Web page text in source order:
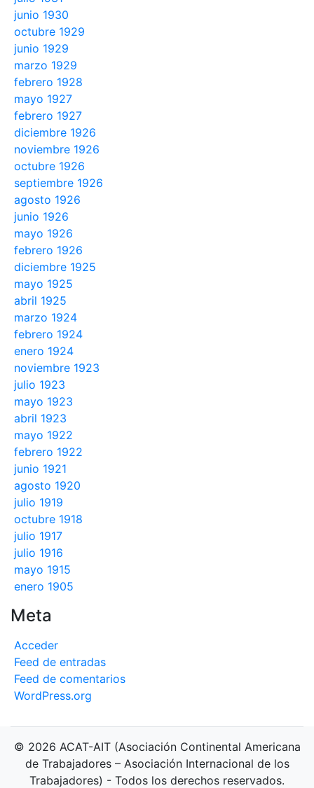
junio 1930
octubre 1929
junio 1929
marzo 1929
febrero 1928
mayo 1927
febrero 1927
diciembre 1926
noviembre 1926
octubre 1926
septiembre 1926
agosto 1926
junio 1926
mayo 1926
febrero 1926
diciembre 1925
mayo 1925
abril 1925
marzo 1924
febrero 1924
enero 1924
noviembre 1923
julio 1923
mayo 1923
abril 1923
mayo 1922
febrero 1922
junio 1921
agosto 1920
julio 1919
octubre 1918
julio 1917
julio 1916
mayo 1915
enero 1905
Meta
Acceder
Feed de entradas
Feed de comentarios
WordPress.org
© 2026 ACAT-AIT (Asociación Continental Americana
de Trabajadores – Asociación Internacional de los
Trabajadores) - Todos los derechos reservados.